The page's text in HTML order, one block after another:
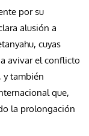
por su
alusión a
cuyas
avivar el conflicto
y también
que,
la prolongación